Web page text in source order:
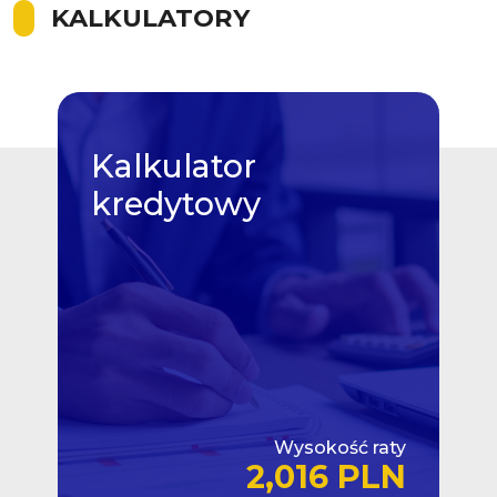
KALKULATORY
Kalkulator
kredytowy
Wysokość raty
2,016 PLN